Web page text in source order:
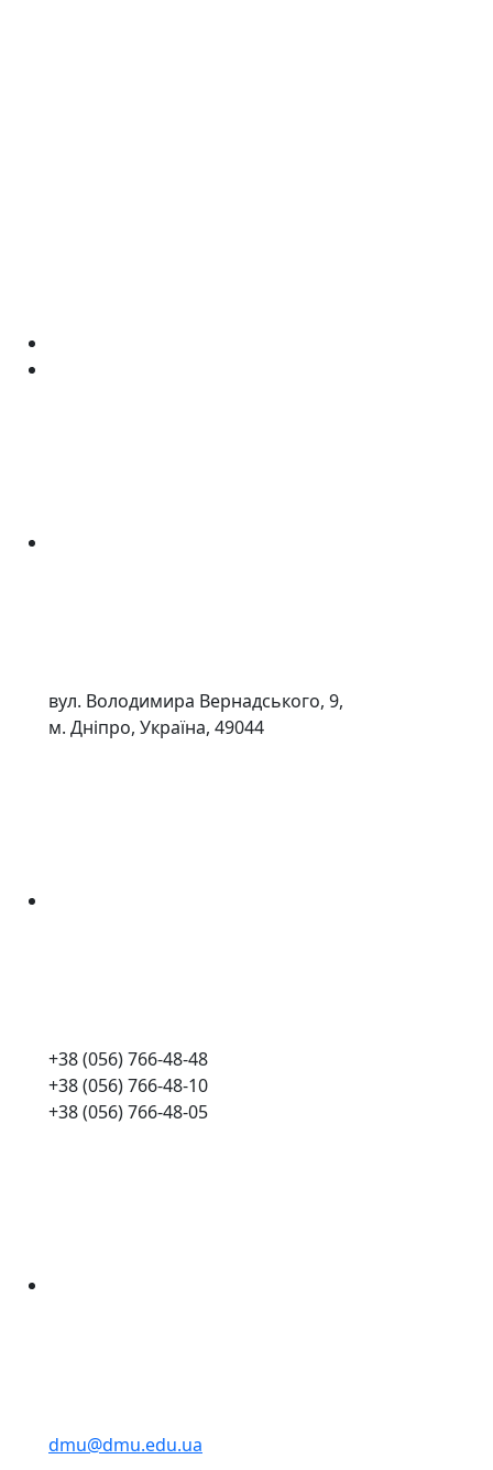
вул. Володимира Вернадського, 9,
м. Дніпро, Україна, 49044
+38 (056) 766-48-48
+38 (056) 766-48-10
+38 (056) 766-48-05
dmu@dmu.edu.ua